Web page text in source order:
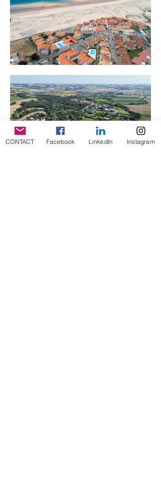
CONTACT Facebook LinkedIn Instagram